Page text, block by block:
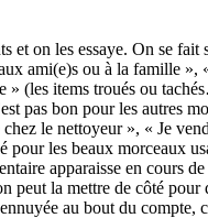
et on les essaye. On se fait
ami(e)s ou à la famille »,
» (les items troués ou
pas bon pour les autres
chez le nettoyeur », « Je
pour les beaux morceaux
apparaisse en cours
peut la mettre de côté pour
au bout du compte,